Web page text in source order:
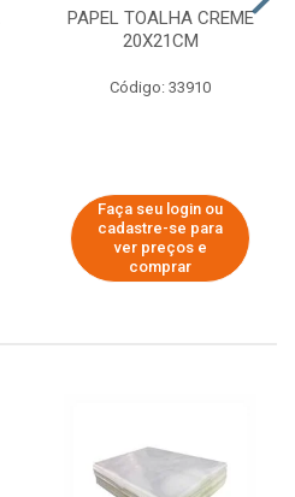
PAPEL TOALHA CREME
20X21CM
Código: 33910
Faça seu login ou
cadastre-se para
ver preços e
comprar